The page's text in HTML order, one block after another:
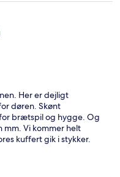
Her er dejligt
døren. Skønt
brætspil og hygge. Og
mm. Vi kommer helt
kuffert gik i stykker.
Tusind tak for en dejlig